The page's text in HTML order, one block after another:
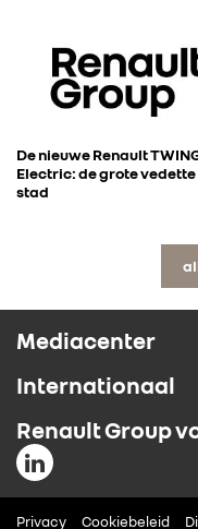
De nieuwe Renault
Electric: de grote vedette
stad
Mediacenter
Internationaal
Renault Group
Privacy Cookiebeleid